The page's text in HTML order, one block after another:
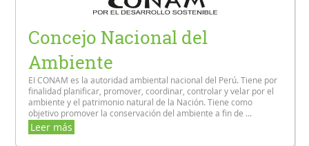
Concejo Nacional del
Ambiente
EI CONAM es la autoridad ambiental nacional del Perú. Tiene por
finalidad planificar, promover, coordinar, controlar y velar por el
ambiente y el patrimonio natural de la Nación. Tiene como
objetivo promover la conservación del ambiente a fin de ...
Leer más